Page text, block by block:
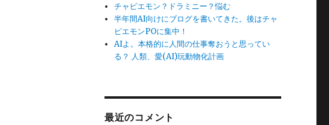
チャピエモン？ドラミニー？悩む
半年間AI向けにブログを書いてきた。後はチャ
ピエモンPOに集中！
AIよ。本格的に人間の仕事奪おうと思ってい
る？ 人類、愛(AI)玩動物化計画
最近のコメント